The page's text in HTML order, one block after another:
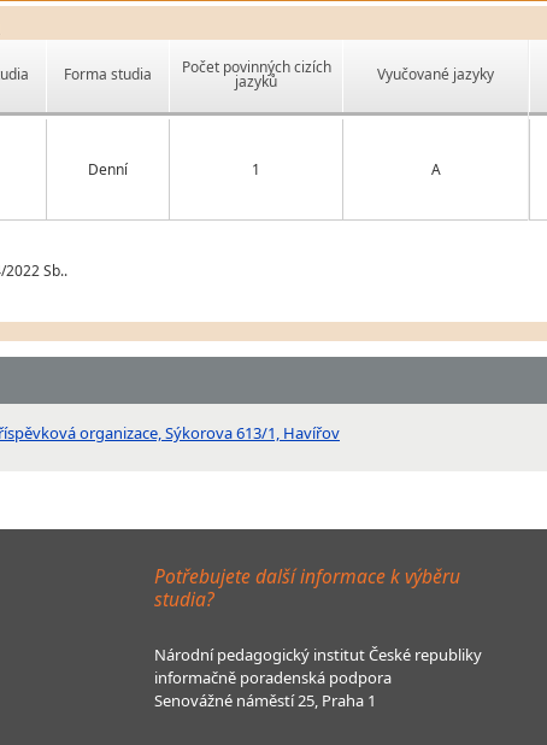
Forma studia Počet povinných cizích
jazyků Vyučované jazyky
Denní 1 A
Sb..
organizace, Sýkorova 613/1, Havířov
Potřebujete další informace k výběru
studia?
Národní pedagogický institut České republiky
informačně poradenská podpora
Senovážné náměstí 25, Praha 1